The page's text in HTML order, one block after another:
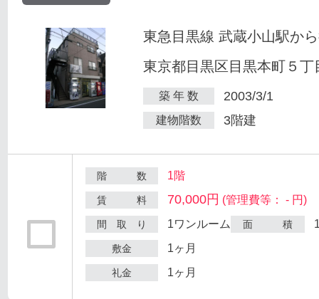
東急目黒線 武蔵小山駅か
東京都目黒区目黒本町５丁
築 年 数 2003/3/1
建物階数 3階建
階 数 1階
賃 料 70,000円 (管理費等： - 円)
間 取 り 1ワンルーム 面 積
敷金 1ヶ月
礼金 1ヶ月